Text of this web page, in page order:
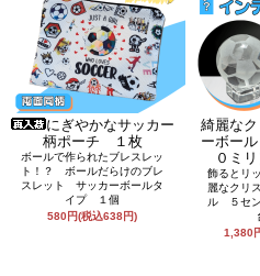
にぎやかなサッカー
柄ポーチ １枚
ボールで作られたブレスレッ
ト！？ ボールだらけのブレ
スレット サッカーボールタ
イプ １個
580円(税込638円)
綺麗な
ーボー
０ミ
飾るとリ
麗なクリ
ル ５セ
1,380